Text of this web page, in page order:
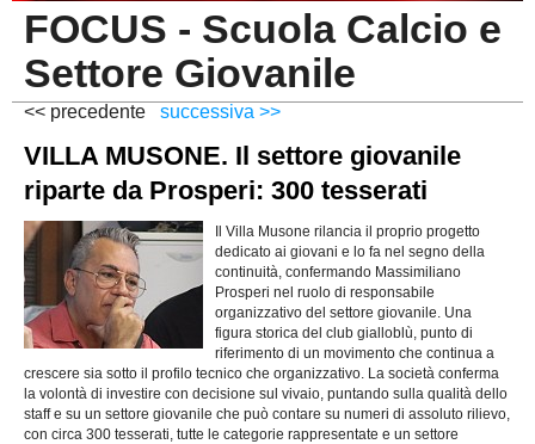
PESARO URBINO
PROMOZIONE
1^ CATEGORIA
3^ CATEGORIA
GIOVANILI
DIRETTA
FOCUS - Scuola Calcio e
Settore Giovanile
<< precedente successiva >>
VILLA MUSONE. Il settore giovanile
riparte da Prosperi: 300 tesserati
Il Villa Musone rilancia il proprio progetto
dedicato ai giovani e lo fa nel segno della
continuità, confermando Massimiliano
Prosperi nel ruolo di responsabile
organizzativo del settore giovanile. Una
figura storica del club gialloblù, punto di
riferimento di un movimento che continua a
crescere sia sotto il profilo tecnico che organizzativo. La società conferma
la volontà di investire con decisione sul vivaio, puntando sulla qualità dello
staff e su un settore giovanile che può contare su numeri di assoluto rilievo,
con circa 300 tesserati, tutte le categorie rappresentate e un settore